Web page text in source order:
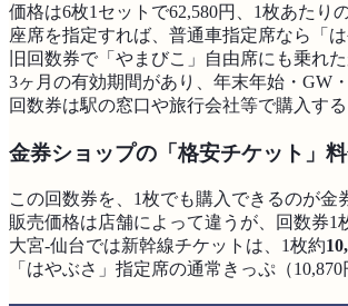
価格は6枚1セットで62,580円、1枚あたり
座席を指定すれば、普通車指定席なら「
旧回数券で「やまびこ」自由席にも乗れ
3ヶ月の有効期間があり、年末年始・GW
回数券は駅の窓口や旅行会社等で購入する
金券ショップの「格安チケット」
この回数券を、1枚でも購入できるのが金
販売価格は店舗によって違うが、回数券1
大宮-仙台では新幹線チケットは、1枚約
「はやぶさ」指定席の通常きっぷ（